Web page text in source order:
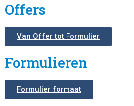
Offers
Van Offer tot Formulier
Formulieren
Formulier formaat